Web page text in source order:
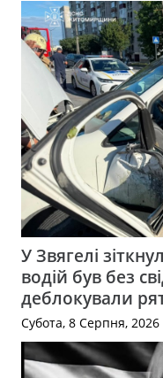
У Звягелі
водій був без
деблокували
Субота, 8 Серпня, 2026